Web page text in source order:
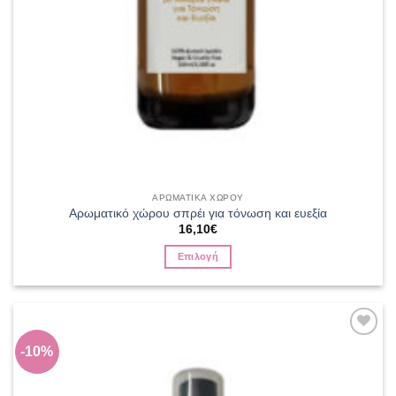
ΑΡΩΜΑΤΙΚΑ ΧΩΡΟΥ
Αρωματικό χώρου σπρέι για τόνωση και ευεξία
16,10€
Επιλογή
παραλλαγές.
-10%